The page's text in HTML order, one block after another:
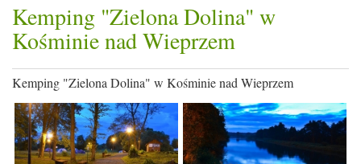
Kemping "Zielona Dolina" w
Kośminie nad Wieprzem
Kemping "Zielona Dolina" w Kośminie nad Wieprzem